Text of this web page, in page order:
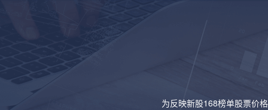
为反映新股168榜单股票价